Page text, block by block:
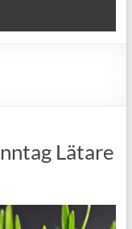
Lätare